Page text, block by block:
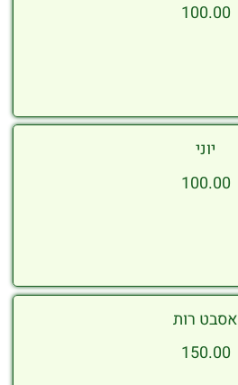
100.00
יוני
100.00
אסבט רות
150.00